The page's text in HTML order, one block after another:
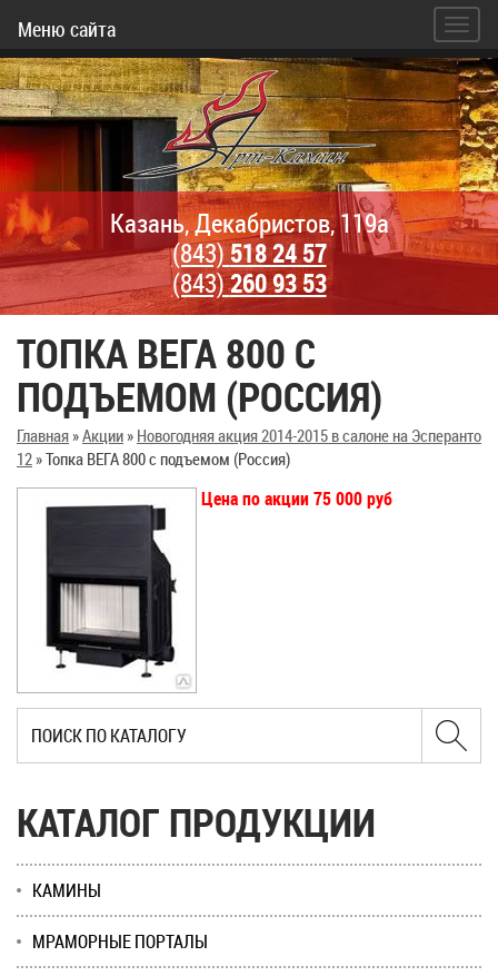
Меню сайта
Казань, Декабристов, 119а
(843)518 24 57
(843)260 93 53
ТОПКА ВЕГА 800 С
ПОДЪЕМОМ (РОССИЯ)
Главная»Акции» Новогодняя акция 2014-2015 в салоне на Эсперанто
12»Топка ВЕГА 800 с подъемом (Россия)
Цена по акции 75 000 руб
КАТАЛОГ ПРОДУКЦИИ
КАМИНЫ
МРАМОРНЫЕ ПОРТАЛЫ